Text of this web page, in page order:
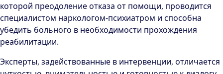
которой преодоление отказа от помощи, проводится
специалистом наркологом-психиатром и способна
убедить больного в необходимости прохождения
реабилитации.
Эксперты, задействованные в интервенции, отличается